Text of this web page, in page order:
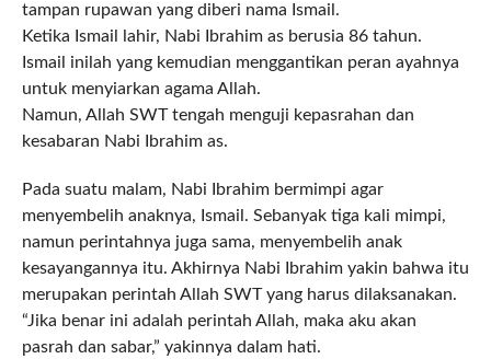
tampan rupawan yang diberi nama Ismail.
Ketika Ismail lahir, Nabi Ibrahim as berusia 86 tahun.
Ismail inilah yang kemudian menggantikan peran ayahnya
untuk menyiarkan agama Allah.
Namun, Allah SWT tengah menguji kepasrahan dan
kesabaran Nabi Ibrahim as.
Pada suatu malam, Nabi Ibrahim bermimpi agar
menyembelih anaknya, Ismail. Sebanyak tiga kali mimpi,
namun perintahnya juga sama, menyembelih anak
kesayangannya itu. Akhirnya Nabi Ibrahim yakin bahwa itu
merupakan perintah Allah SWT yang harus dilaksanakan.
“Jika benar ini adalah perintah Allah, maka aku akan
pasrah dan sabar,” yakinnya dalam hati.